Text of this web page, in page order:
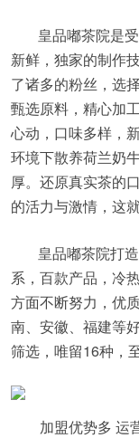
皇品嘟茶院是
新鲜，独家的制作
了诸多的粉丝，选
甄选原料，精心加
心动，口味多样，
环境下散养荷兰奶
厚。还原真实茶的
的活力与激情，这
皇品嘟茶院打
系，百款产品，冷
方面不断努力，优
南、安徽、福建等
筛选，唯留16种，
加盟优势多 运